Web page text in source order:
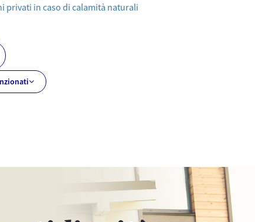
privati in caso di calamità naturali